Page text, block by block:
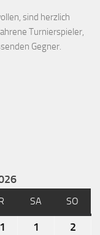
sind herzlich
Turnierspieler,
Gegner.
SA SO
1
2